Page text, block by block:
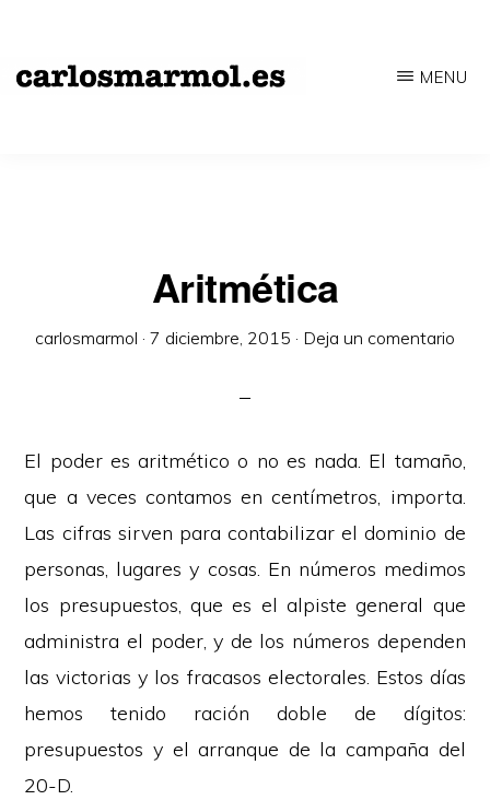
contenido
Edición
MENU
Aritmética
carlosmarmol · 7 diciembre, 2015 · Deja un comentario
El poder es aritmético o no es nada. El tamaño,
que a veces contamos en centímetros, importa.
Las cifras sirven para contabilizar el dominio de
personas, lugares y cosas. En números medimos
los presupuestos, que es el alpiste general que
administra el poder, y de los números dependen
las victorias y los fracasos electorales. Estos días
hemos tenido ración doble de dígitos:
presupuestos y el arranque de la campaña del
20-D.